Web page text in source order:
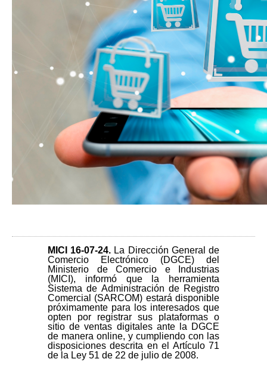
MICI 16-07-24. La Dirección General de
Comercio Electrónico (DGCE) del
Ministerio de Comercio e Industrias
(MICI), informó que la herramienta
Sistema de Administración de Registro
Comercial (SARCOM) estará disponible
próximamente para los interesados que
opten por registrar sus plataformas o
sitio de ventas digitales ante la DGCE
de manera online, y cumpliendo con las
disposiciones descrita en el Artículo 71
de la Ley 51 de 22 de julio de 2008.